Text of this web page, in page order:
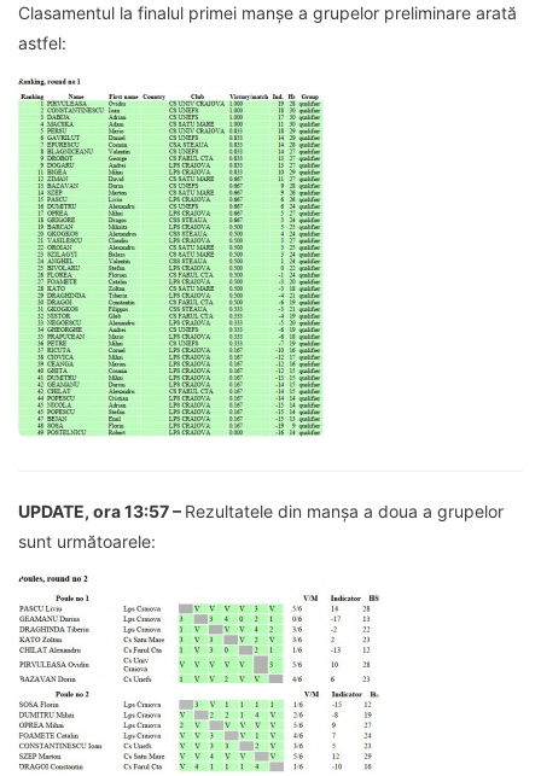
Clasamentul la finalul primei manșe a grupelor preliminare arată
astfel:
UPDATE, ora 13:57 – Rezultatele din manșa a doua a grupelor
sunt următoarele: